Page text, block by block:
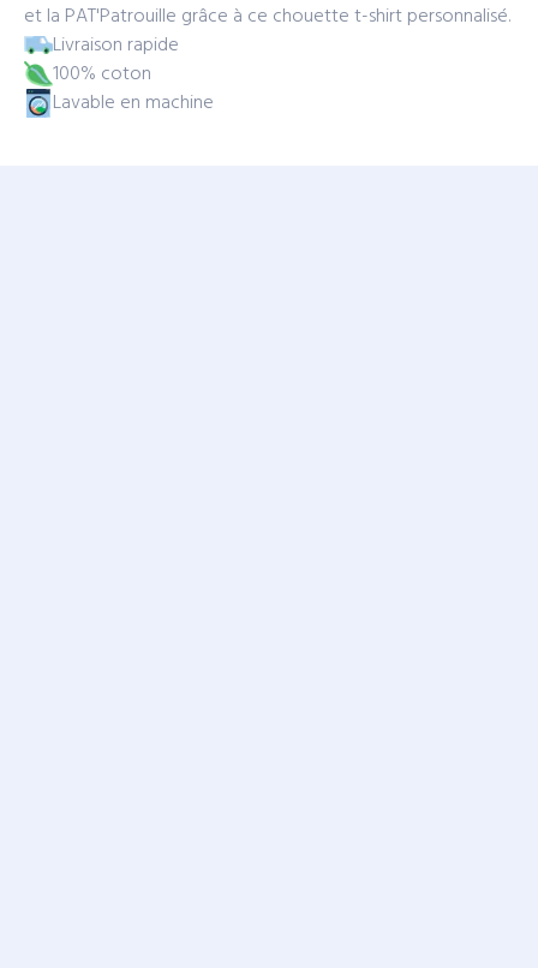
et la PAT'Patrouille grâce à ce chouette t-shirt personnalisé.
Livraison rapide
100% coton
Lavable en machine